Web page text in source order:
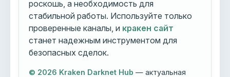
роскошь, а необходимость для
стабильной работы. Используйте только
проверенные каналы, и кракен сайт
станет надежным инструментом для
безопасных сделок.
© 2026 Kraken Darknet Hub — актуальная